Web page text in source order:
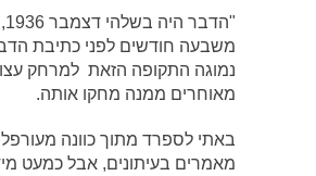
משבעה חודשים לפני כתיבת
נמוגה התקופה הזאת למרחק
מאוחרים ממנה מחקו אותה.
באתי לספרד מתוך כוונה
מאמרים בעיתונים, אבל כמעט